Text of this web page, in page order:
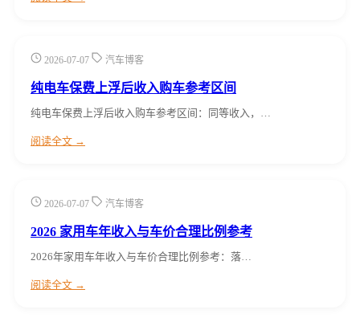
2026-07-07 汽车博客
纯电车保费上浮后收入购车参考区间
纯电车保费上浮后收入购车参考区间：同等收入，…
阅读全文 →
2026-07-07 汽车博客
2026 家用车年收入与车价合理比例参考
2026年家用车年收入与车价合理比例参考：落…
阅读全文 →